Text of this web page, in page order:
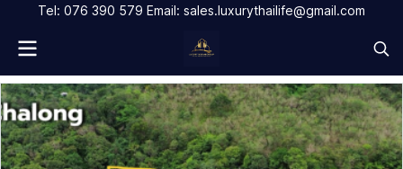
Tel: 076 390 579 Email: sales.luxurythailife@gmail.com